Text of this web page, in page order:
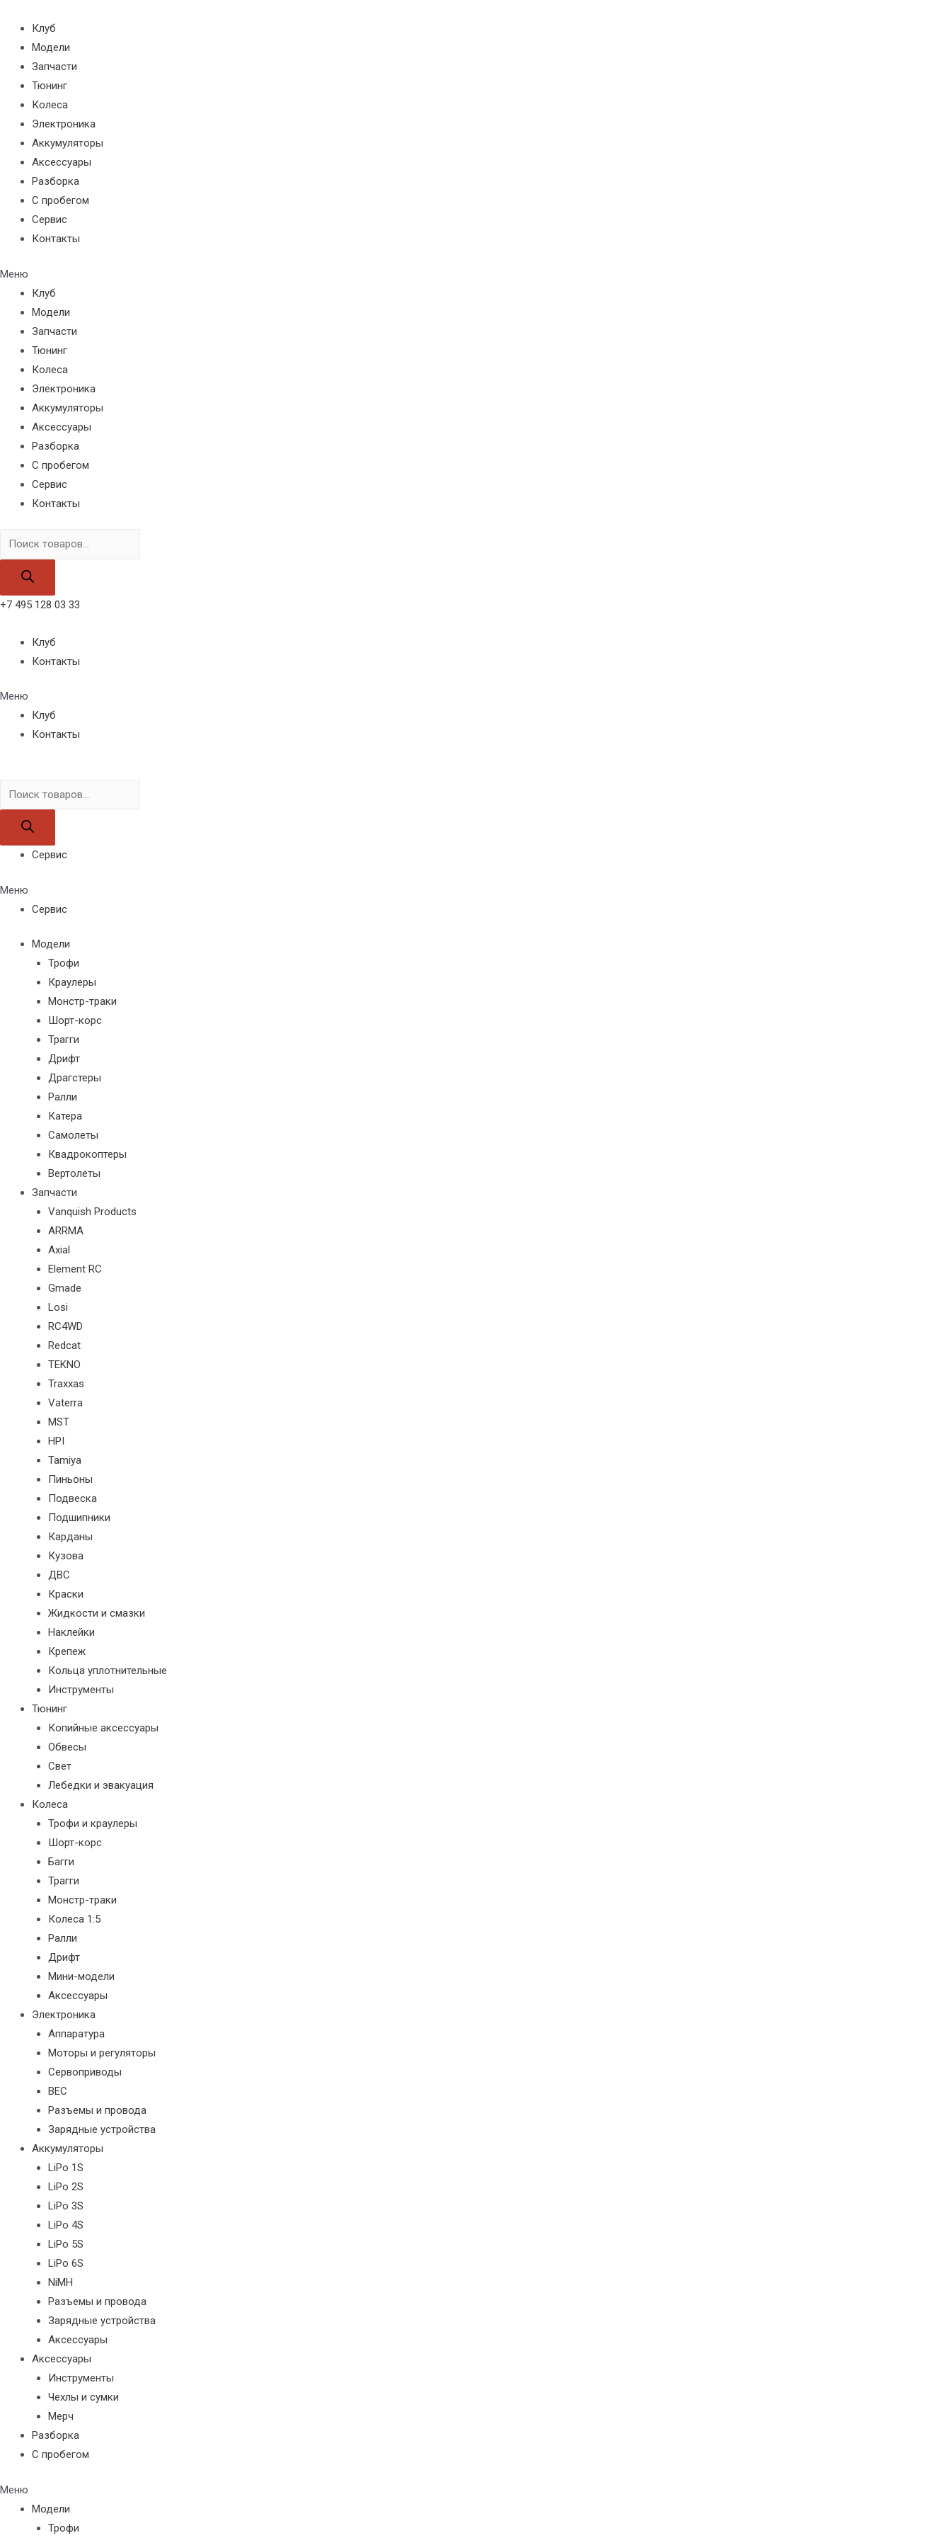
содержимому
Клуб
Модели
Запчасти
Тюнинг
Колеса
Электроника
Аккумуляторы
Аксессуары
Разборка
С пробегом
Сервис
Контакты
Меню
Клуб
Модели
Запчасти
Тюнинг
Колеса
Электроника
Аккумуляторы
Аксессуары
Разборка
С пробегом
Сервис
Контакты
Поиск
товаров
+7 495 128 03 33
Клуб
Контакты
Меню
Клуб
Контакты
Поиск
товаров
Сервис
Меню
Сервис
Модели
Трофи
Краулеры
Монстр-траки
Шорт-корс
Трагги
Дрифт
Драгстеры
Ралли
Катера
Самолеты
Квадрокоптеры
Вертолеты
Запчасти
Vanquish Products
ARRMA
Axial
Element RC
Gmade
Losi
RC4WD
Redcat
TEKNO
Traxxas
Vaterra
MST
HPI
Tamiya
Пиньоны
Подвеска
Подшипники
Карданы
Кузова
ДВС
Краски
Жидкости и смазки
Наклейки
Крепеж
Кольца уплотнительные
Инструменты
Тюнинг
Копийные аксессуары
Обвесы
Свет
Лебедки и эвакуация
Колеса
Трофи и краулеры
Шорт-корс
Багги
Трагги
Монстр-траки
Колеса 1:5
Ралли
Дрифт
Мини-модели
Аксессуары
Электроника
Аппаратура
Моторы и регуляторы
Сервоприводы
BEC
Разъемы и провода
Зарядные устройства
Аккумуляторы
LiPo 1S
LiPo 2S
LiPo 3S
LiPo 4S
LiPo 5S
LiPo 6S
NiMH
Разъемы и провода
Зарядные устройства
Аксессуары
Аксессуары
Инструменты
Чехлы и сумки
Мерч
Разборка
С пробегом
Меню
Модели
Трофи